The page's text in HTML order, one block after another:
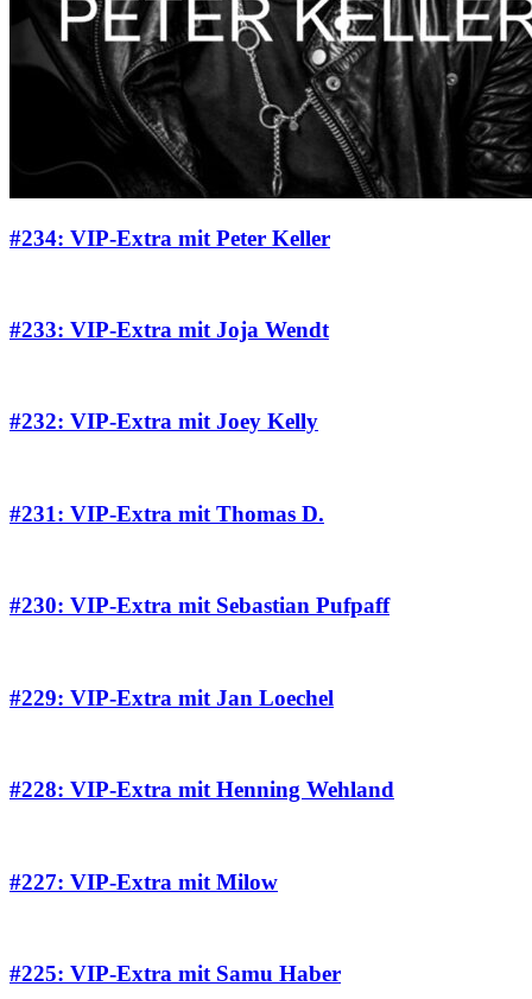
#234: VIP-Extra mit Peter Keller
#233: VIP-Extra mit Joja Wendt
#232: VIP-Extra mit Joey Kelly
#231: VIP-Extra mit Thomas D.
#230: VIP-Extra mit Sebastian Pufpaff
#229: VIP-Extra mit Jan Loechel
#228: VIP-Extra mit Henning Wehland
#227: VIP-Extra mit Milow
#225: VIP-Extra mit Samu Haber